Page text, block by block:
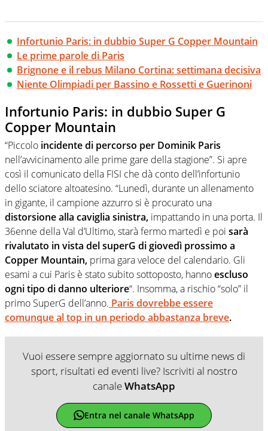
Infortunio Paris: in dubbio Super G Copper Mountain
Le prime parole di Paris
Brignone e il rebus Milano Cortina: settimana decisiva
Niente Olimpiadi per Bassino e Rossetti e Guerinoni
Infortunio Paris: in dubbio Super G
Copper Mountain
“Piccolo incidente di percorso per Dominik Paris
nell’avvicinamento alle prime gare della stagione”. Si apre
così il comunicato della FISI che dà conto dell’infortunio
dello sciatore altoatesino. “Lunedì, durante un allenamento
in gigante, il campione azzurro si è procurato una
distorsione alla caviglia sinistra, impattando in una porta. Il
36enne della Val d’Ultimo, starà fermo martedì e poi sarà
rivalutato in vista del superG di giovedì prossimo a
Copper Mountain, prima gara veloce del calendario. Gli
esami a cui Paris è stato subito sottoposto, hannoescluso
ogni tipo di danno ulteriore“. Insomma, a rischio “solo” il
primo SuperG dell’anno. Paris dovrebbe essere
comunque al top in un periodo abbastanza breve.
Vuoi essere sempre aggiornato su ultime news di
sport, risultati ed eventi live? Iscriviti al nostro
canaleWhatsApp
Entra nel canale WhatsApp